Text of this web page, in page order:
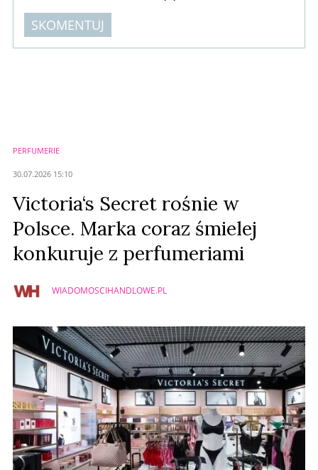
SKOMENTUJ
PERFUMERIE
30.07.2026 15:10
Victoria‘s Secret rośnie w
Polsce. Marka coraz śmielej
konkuruje z perfumeriami
WIADOMOSCIHANDLOWE.PL